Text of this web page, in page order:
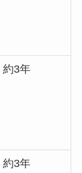
約3年
約3年